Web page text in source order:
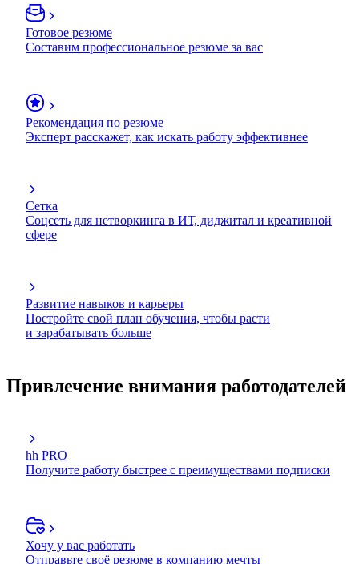
Готовое резюме
Составим профессиональное резюме за вас
Рекомендация по резюме
Эксперт расскажет, как искать работу эффективнее
Сетка
Соцсеть для нетворкинга в ИТ, диджитал и креативной
сфере
Развитие навыков и карьеры
Постройте свой план обучения, чтобы расти
и зарабатывать больше
Привлечение внимания работодателей
hh PRO
Получите работу быстрее с преимуществами подписки
Хочу у вас работать
Отправьте своё резюме в компанию мечты